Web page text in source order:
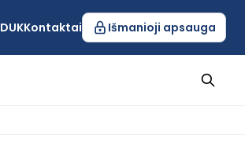
DUKKontaktai Išmanioji apsauga